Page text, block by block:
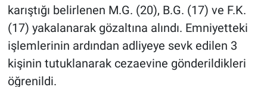
karıştığı belirlenen M.G. (20), B.G. (17) ve F.K.
(17) yakalanarak gözaltına alındı. Emniyetteki
işlemlerinin ardından adliyeye sevk edilen 3
kişinin tutuklanarak cezaevine gönderildikleri
öğrenildi.